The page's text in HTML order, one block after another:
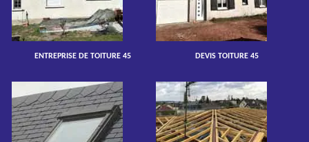
ENTREPRISE DE TOITURE 45 DEVIS TOITURE 45